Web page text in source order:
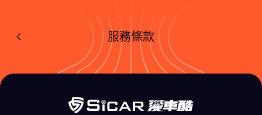
服務條款